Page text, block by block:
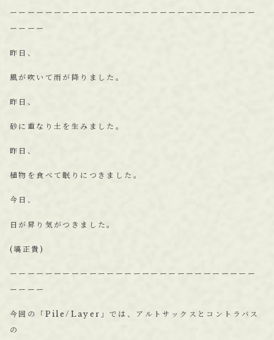
ーーーーーーーーーーーーーーーーーーーーーーーーーーーー
ーーーー
昨日、
風が吹いて雨が降りました。
昨日、
砂に重なり土を生みました。
昨日、
植物を食べて眠りにつきました。
今日、
日が昇り気がつきました。
(塙正貴)
ーーーーーーーーーーーーーーーーーーーーーーーーーーーー
ーーーー
今回の「Pile/Layer」では、アルトサックスとコントラバス
の